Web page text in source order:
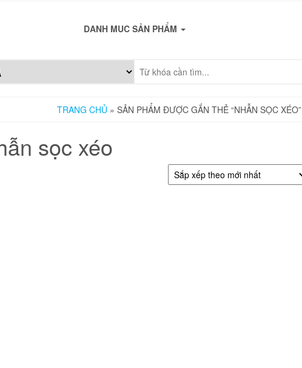
DANH MUC SẢN PHẨM
TRANG CHỦ » SẢN PHẨM ĐƯỢC GẮN THẺ “NHẪN SỌC XÉO”
sọc xéo